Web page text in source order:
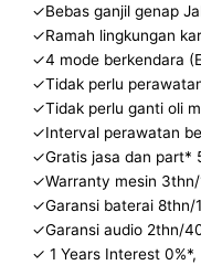
✓Bebas ganjil genap
✓Ramah lingkungan
✓4 mode berkendara
✓Tidak perlu
✓Tidak perlu ganti oli
✓Interval perawatan
✓Gratis jasa dan part*
✓Warranty mesin
✓Garansi baterai 8thn/
✓Garansi audio 2thn/
✓ 1 Years Interest 0%*,